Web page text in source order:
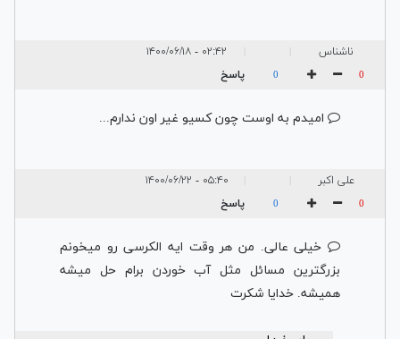
ناشناس ۰۲:۴۲ - ۱۴۰۰/۰۶/۱۸
0
0 پاسخ
امیدم به اوست چون کسیو غیر اون ندارم...
علی اکبر ۰۵:۴۰ - ۱۴۰۰/۰۶/۲۲
0
0 پاسخ
خیلی عالی. من هر وقت ایه الکرسی رو میخونم
بزرگترین مسائل مثل آب خوردن برام حل میشه
همیشه. خدایا شکرت